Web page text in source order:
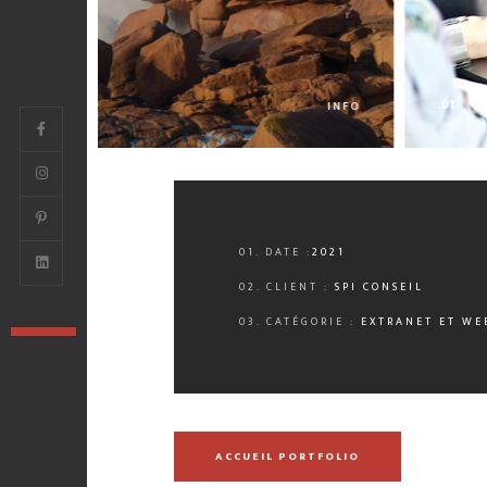
INFO .01
01. DATE :2021
02. CLIENT : SPI CONSEIL
03. CATÉGORIE : EXTRANET ET
ACCUEIL PORTFOLIO